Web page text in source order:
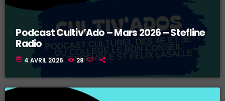
Podcast Cultiv’Ado – Mars 2026 – Stefline
Radio
today 4 AVRIL 2026 28